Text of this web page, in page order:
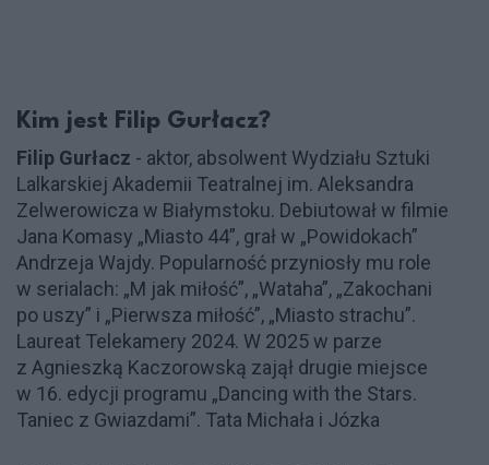
Kim jest Filip Gurłacz?
Filip Gurłacz - aktor, absolwent Wydziału Sztuki
Lalkarskiej Akademii Teatralnej im. Aleksandra
Zelwerowicza w Białymstoku. Debiutował w filmie
Jana Komasy „Miasto 44”, grał w „Powidokach”
Andrzeja Wajdy. Popularność przyniosły mu role
w serialach: „M jak miłość”, „Wataha”, „Zakochani
po uszy” i „Pierwsza miłość”, „Miasto strachu”.
Laureat Telekamery 2024. W 2025 w parze
z Agnieszką Kaczorowską zajął drugie miejsce
w 16. edycji programu „Dancing with the Stars.
Taniec z Gwiazdami”. Tata Michała i Józka